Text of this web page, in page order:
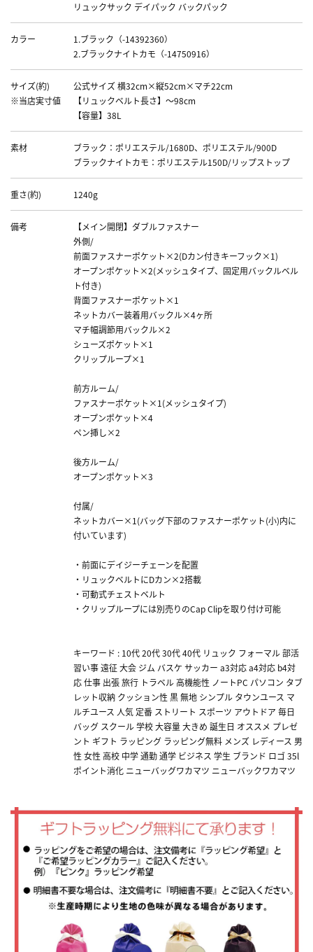
リュックサック デイパック バックパック
カラー
1.ブラック（-14392360）
2.ブラックナイトカモ（-14750916）
サイズ(約)
※当店実寸値
公式サイズ 横32cm×縦52cm×マチ22cm
【リュックベルト長さ】～98cm
【容量】38L
素材
ブラック：ポリエステル/1680D、ポリエステル/900D
ブラックナイトカモ：ポリエステル150D/リップストップ
重さ(約) 1240g
備考
【メイン開閉】ダブルファスナー
外側/
前面ファスナーポケット×2(Dカン付きキーフック×1)
オープンポケット×2(メッシュタイプ、固定用バックルベル
ト付き)
背面ファスナーポケット×1
ネットカバー装着用バックル×4ヶ所
マチ幅調節用バックル×2
シューズポケット×1
クリップループ×1
前方ルーム/
ファスナーポケット×1(メッシュタイプ)
オープンポケット×4
ペン挿し×2
後方ルーム/
オープンポケット×3
付属/
ネットカバー×1(バッグ下部のファスナーポケット(小)内に
付いています)
・前面にデイジーチェーンを配置
・リュックベルトにDカン×2搭載
・可動式チェストベルト
・クリップループには別売りのCap Clipを取り付け可能
キーワード : 10代 20代 30代 40代 リュック フォーマル 部活
習い事 遠征 大会 ジム バスケ サッカー a3対応 a4対応 b4対
応 仕事 出張 旅行 トラベル 高機能性 ノートPC パソコン タブ
レット収納 クッション性 黒 無地 シンプル タウンユース マ
ルチユース 人気 定番 ストリート スポーツ アウトドア 毎日
バッグ スクール 学校 大容量 大きめ 誕生日 オススメ プレゼ
ント ギフト ラッピング ラッピング無料 メンズ レディース 男
性 女性 高校 中学 通勤 通学 ビジネス 学生 ブランド ロゴ 35l
ポイント消化 ニューバッグワカマツ ニューバックワカマツ